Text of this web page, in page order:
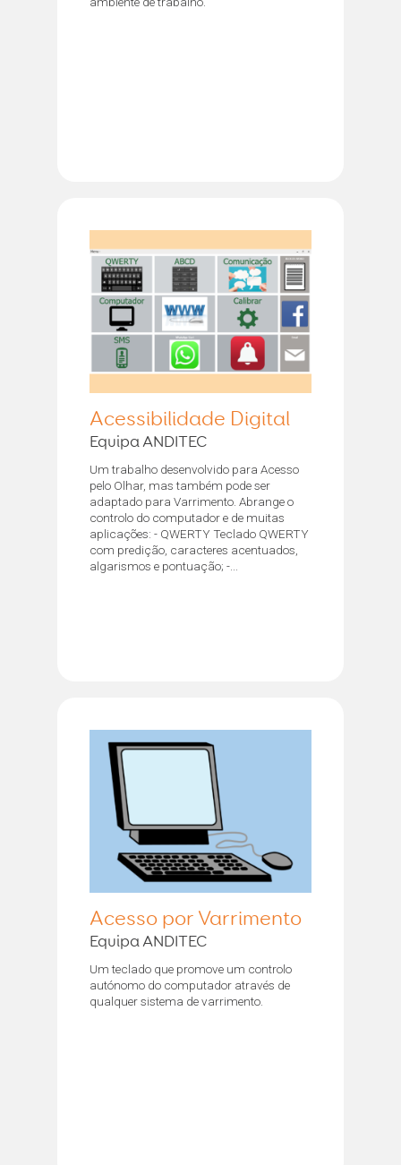
Acessibilidade Digital
Equipa ANDITEC
Um trabalho desenvolvido para Acesso
pelo Olhar, mas também pode ser
adaptado para Varrimento. Abrange o
controlo do computador e de muitas
aplicações: - QWERTY Teclado QWERTY
com predição, caracteres acentuados,
algarismos e pontuação; -...
Acesso por Varrimento
Equipa ANDITEC
Um teclado que promove um controlo
autónomo do computador através de
qualquer sistema de varrimento.